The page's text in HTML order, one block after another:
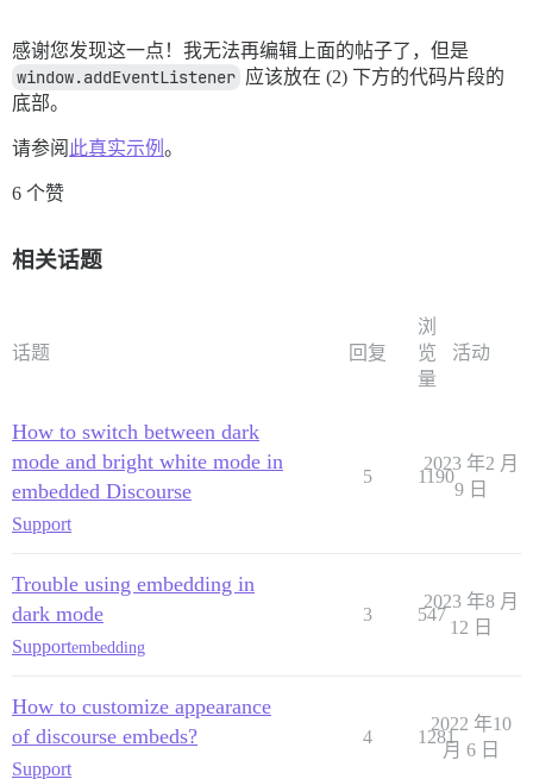
感谢您发现这一点！我无法再编辑上面的帖子了，但是
window.addEventListener 应该放在 (2) 下方的代码片段的
底部。
请参阅 此真实示例 。
6 个赞
相关话题
话题 回复
浏
览
量
活动
How to switch between dark
mode and bright white mode in
embedded Discourse
Support
5 1190
2023 年2 月
9 日
Trouble using embedding in
dark mode
Supportembedding
3 547
2023 年8 月
12 日
How to customize appearance
of discourse embeds?
Support
4 1281
2022 年10
月 6 日